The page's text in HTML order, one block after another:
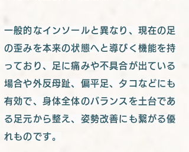
一般的なインソールと異なり、現在の足
の歪みを本来の状態へと導びく機能を持
っており、足に痛みや不具合が出ている
場合や外反母趾、偏平足、タコなどにも
有効で、身体全体のバランスを土台であ
る足元から整え、姿勢改善にも繋がる優
れものです。